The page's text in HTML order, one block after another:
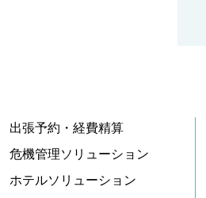
出張予約・経費精算
危機管理ソリューション
ホテルソリューション